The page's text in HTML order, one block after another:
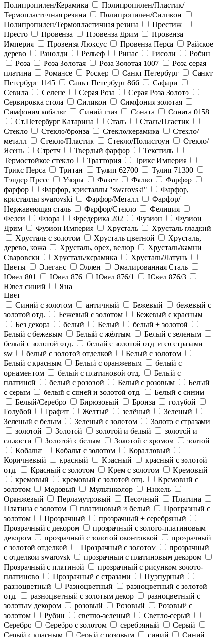
Полипропилен/Керамика
Полипропилен/Пластик/
Термопластичная резина
Полипропилен/Силикон
Полипропилен/Термопластичная резина
Престиж
Престо
Провенза Провенза Дрим
Провенза
Империя
Провенза Люксус Провенза Перса
Райское
дерево
Ранолди Рельеф Ринас Рисоли
Робин
Роза
Роза Золотая Роза Золотая 1007
Роза серая
платина
Романсе Роскер Санкт Петербург
Санкт
Петербург 1145
Санкт Петербург 866
Сафари
Севила
Селене Серая Роза
Серая Роза Золото
Сервировка стола
Силикон
Симфония золотая
Симфония кобальт
Синий глаз Соната
Соната 0158
Ст.Петербург Катарина
Сталь
Сталь/Пластик
Стекло
Стекло/бронза Стекло/керамика
Стекло/
металл
Стекло/Пластик Стекло/Полистоун
Стекло/
Ясень
Стретч Твердый фарфор
Текстиль
Термостойкое стекло
Траттория
Трикс Империя
Трикс Перса
Тритан Тулип 62700
Тулип 71300
Тэндер Пресс
Узоры Факет Фалко
Фарфор
фарфор
Фарфор, кристаллы "swarovski"
Фарфор,
кристаллы swarovski
Фарфор/Металл
Фарфор/
Нержавеющая сталь
Фарфор/Стекло
Фелиция
Фелси
Флора Фредерика 202 Фузион
Фузион
Дрим
Фузион Империя Хрусталь
Хрусталь гладкий
Хрусталь с золотом
Хрусталь цветной
Хрусталь,
дерево, кожа
Хрусталь, орех, велюр
Хрусталь/камни
Сваровски
Хрусталь/керамика
Хрусталь/Латунь
Цветы
Элеганс Эллен
Эмалированная Сталь
Ювел 801
Ювел 876 Ювел 876/1
Ювел 876/3
Ювел синий
Яна
Цвет
Cиний с золотом
античный Бежевый
бежевый с
золотой отд.
Бежевый с золотом
Бежевый с красным
Без декора
белый Белый
белый + золотой
Белый с бежевым
Белый с жёлтым
Белый с зеленым
белый с золотой отд.
белый с золотой отд. и со стразами
sw
белый с золотой отделкой
Белый с золотом
Белый с красным
Белый с оранжевым
белый с
орнаментом
белый с платиновой отд.
Белый с
платиной
белый с розовой Белый с розовым
Белый
с серым
белый с синей и золотой отд.
Белый с синим
Белый/Серебро
Бирюзовый Бронза
голубой
Голубой
Графит Желтый зелёный
Зеленый
Зеленый с белым
Зеленый с золотом
Золото с стразами
золотой
Золотой золотой и белый
золотой и
сл.кости
Золотой с белым Золотой с хромом
золтой
Кобальт
Кобальт с золотом
Коралловый
Коричневый
красный Красный
красный с золотой
отд.
Красный с золотом Крем с золотом
Кремовый
кремовый
кремовый с золотой отд.
Кремовый с
золотом
Медовый Мультиколор
Никель
Оранжевый
Перламутровый Песочный
Платина
Платина с золотом
платиновый и белый
Програзный с
золотом
Прозрачный
прозрачный + серебряный
Прозрачный с декором
прозрачный с золото-платиновым
декором
прозрачный с золотой оконтовкой
прозрачный
с золотой отделкой
Прозрачный с золотом
прозрачный
с отделкой swarovsk
прозрачный с платиновым декором
Прозрачный с платиной
прозрачный с рисунком золото-
платиново
Прозрачный с стразами
Пурпурный
разноцветный
Разноцветный
разноцветный с золотой
отд.
разноцветный с золотым декор
разноцветный с
золотым декором
розовый Розовый
Розовый с
золотом
Рубин светло-зеленый
Светло-серый
Серебро
Серебро с золотом серебряный
Серый
Серый с красным
Серый с розовым синий Синий